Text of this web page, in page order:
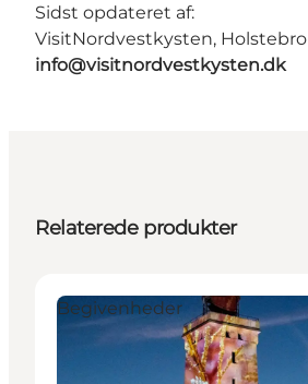
Sidst opdateret af:
VisitNordvestkysten, Holstebro
info@visitnordvestkysten.dk
Relaterede produkter
Begivenheder